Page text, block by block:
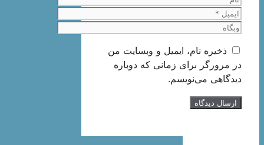
ایمیل
وبگاه
ذخیره نام، ایمیل و وبسایت من
در مرورگر برای زمانی که دوباره
دیدگاهی می‌نویسم.